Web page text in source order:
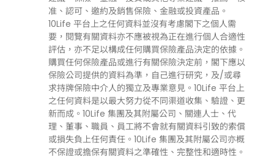
准、認可、邀約及銷售保險、金融或投資產品。
10Life 平台上之任何資料並沒有考慮閣下之個人需
要，閱覽有關資料亦不應被視為正在進行個人合適性
評估，亦不足以構成任何購買保險產品決定的依據。
購買任何保險產品或進行有關保險決定前，閣下應以
保險公司提供的資料為準，自己進行研究，及/或尋
求持牌保險中介人的獨立及專業意見。10Life 平台上
之任何資料是以最大努力從不同渠道收集、驗證、更
新而成。10Life 集團及其附屬公司、關連人士、代
理、董事、職員、員工將不會就有關資料引致的索償
或損失負上任何責任。10Life 集團及其附屬公司亦概
不保證或擔保有關資料之準確性、完整性和適時性。